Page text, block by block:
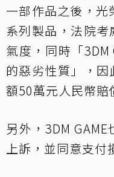
一部作品之後，光
系列製品，法院
氣度，同時「
的惡劣性質」，
額50萬元人民幣賠
另外，3DM
上訴，並同意支付